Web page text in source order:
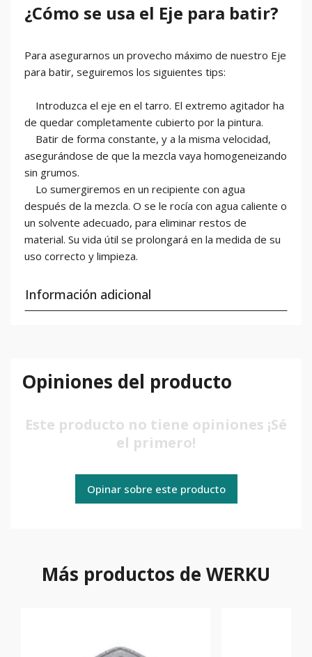
¿Cómo se usa el Eje para batir?
Para asegurarnos un provecho máximo de nuestro Eje
para batir, seguiremos los siguientes tips:
Introduzca el eje en el tarro. El extremo agitador ha
de quedar completamente cubierto por la pintura.
Batir de forma constante, y a la misma velocidad,
asegurándose de que la mezcla vaya homogeneizando
sin grumos.
Lo sumergiremos en un recipiente con agua
después de la mezcla. O se le rocía con agua caliente o
un solvente adecuado, para eliminar restos de
material. Su vida útil se prolongará en la medida de su
uso correcto y limpieza.
Información adicional
Opiniones del producto
Este producto no tiene opiniones ¡Sé
el primero!
Opinar sobre este producto
Más productos de WERKU